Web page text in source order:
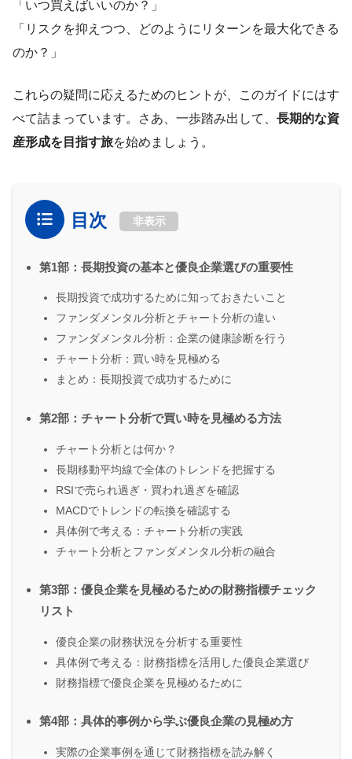
「いつ買えばいいのか？」
「リスクを抑えつつ、どのようにリターンを最大化できる
のか？」
これらの疑問に応えるためのヒントが、このガイドにはす
べて詰まっています。さあ、一歩踏み出して、 長期的な資
産形成を目指す旅を始めましょう。
目次 非表示
第1部：長期投資の基本と優良企業選びの重要性
長期投資で成功するために知っておきたいこと
ファンダメンタル分析とチャート分析の違い
ファンダメンタル分析：企業の健康診断を行う
チャート分析：買い時を見極める
まとめ：長期投資で成功するために
第2部：チャート分析で買い時を見極める方法
チャート分析とは何か？
長期移動平均線で全体のトレンドを把握する
RSIで売られ過ぎ・買われ過ぎを確認
MACDでトレンドの転換を確認する
具体例で考える：チャート分析の実践
チャート分析とファンダメンタル分析の融合
第3部：優良企業を見極めるための財務指標チェック
リスト
優良企業の財務状況を分析する重要性
具体例で考える：財務指標を活用した優良企業選び
財務指標で優良企業を見極めるために
第4部：具体的事例から学ぶ優良企業の見極め方
実際の企業事例を通じて財務指標を読み解く